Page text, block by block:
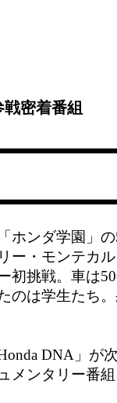
密着番組
ホンダ学園」
ー・モンテカ
初挑戦。車は
のは学生たち
DNA」が
メンタリー番